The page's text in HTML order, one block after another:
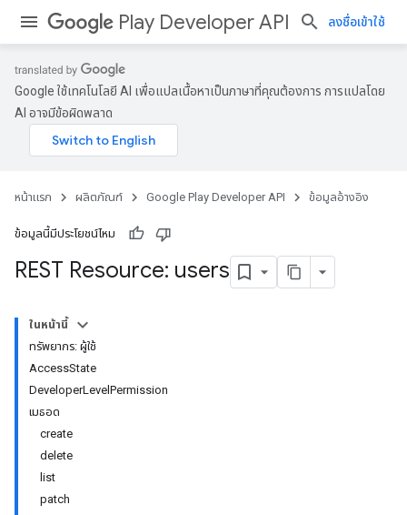
Play Developer API ลงชื่อเข้าใช้
Google ใช้เทคโนโลยี AI เพื่อแปลเนื้อหาเป็นภาษาที่คุณต้องการ การแปลโดย
AI อาจมีข้อผิดพลาด
หน้าแรก ผลิตภัณฑ์ Google Play Developer API ข้อมูลอ้างอิง
ข้อมูลนี้มีประโยชน์ไหม
REST Resource: users
ในหน้านี้
ทรัพยากร: ผู้ใช้
AccessState
DeveloperLevelPermission
เมธอด
create
delete
list
patch